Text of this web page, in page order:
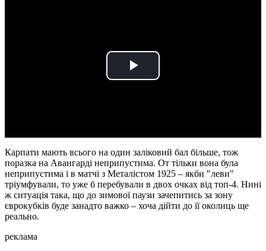
Play
Карпати мають всього на один заліковий бал більше, тож
поразка на Авангарді неприпустима. От тільки вона була
неприпустима і в матчі з Металістом 1925 – якби "леви"
тріумфували, то уже б перебували в двох очках від топ-4. Нині
ж ситуація така, що до зимової паузи зачепитись за зону
єврокубків буде занадто важко – хоча дійти до її околиць ще
реально.
реклама